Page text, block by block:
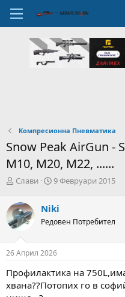
Компресионна Пневматика
Snow Peak AirGun -
M10, M20, M22, ......
А
т
о
р
а
т
м
а
Слави
Н
а
л
а
Д
т
а
9 Февруари 2015
Niki
Редовен Потребител
26 Април 2026
Профилактика на
хвана??Потопих го в